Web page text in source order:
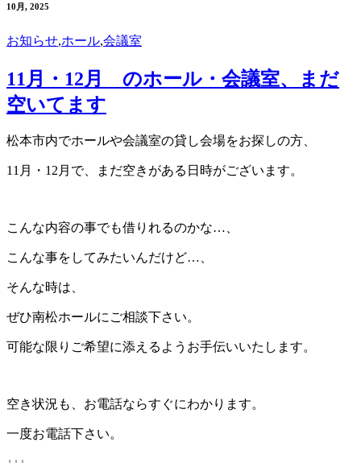
10月, 2025
お知らせ,ホール,会議室
11月・12月 のホール・会議室、まだ
空いてます
松本市内でホールや会議室の貸し会場をお探しの方、
11月・12月で、まだ空きがある日時がございます。
こんな内容の事でも借りれるのかな…、
こんな事をしてみたいんだけど…、
そんな時は、
ぜひ南松ホールにご相談下さい。
可能な限りご希望に添えるようお手伝いいたします。
空き状況も、お電話ならすぐにわかります。
一度お電話下さい。